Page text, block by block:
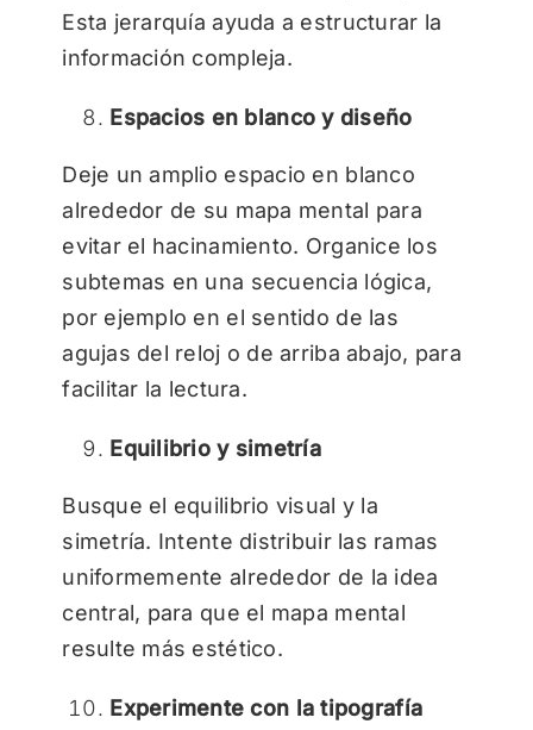
Esta jerarquía ayuda a estructurar la
información compleja.
Espacios en blanco y diseño
Deje un amplio espacio en blanco
alrededor de su mapa mental para
evitar el hacinamiento. Organice los
subtemas en una secuencia lógica,
por ejemplo en el sentido de las
agujas del reloj o de arriba abajo, para
facilitar la lectura.
Equilibrio y simetría
Busque el equilibrio visual y la
simetría. Intente distribuir las ramas
uniformemente alrededor de la idea
central, para que el mapa mental
resulte más estético.
Experimente con la tipografía